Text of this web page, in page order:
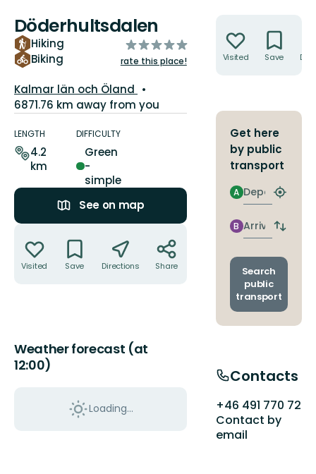
Döderhultsdalen
Hiking
Biking
of
5
rate this place!
County:
Kalmar län och Öland
6871.76 km away from you
details
LENGTH
4.2
km
DIFFICULTY
Green
-
simple
See on map
Visited Save Directions Share
Weather forecast (at
12:00)
Loading...
Visited Save
Get here
by public
transport
Departure
A
Find
stop
Arrival
B
Switch
and
Search
public
transport
Contacts
+46 491 770 72
Contact by
email